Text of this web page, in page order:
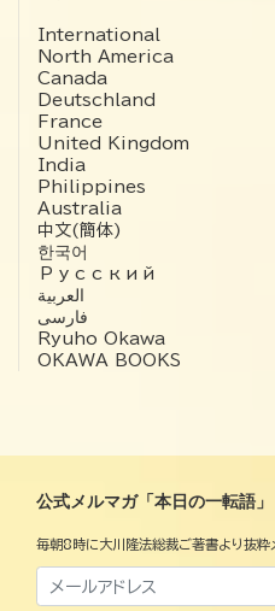
International
North America
Canada
Deutschland
France
United Kingdom
India
Philippines
Australia
中文(簡体)
한국어
Русский
العربية‏
فارسی
Ryuho Okawa
OKAWA BOOKS
公式メルマガ「本日の一転語」
毎朝8時に大川隆法総裁ご著書より抜粋